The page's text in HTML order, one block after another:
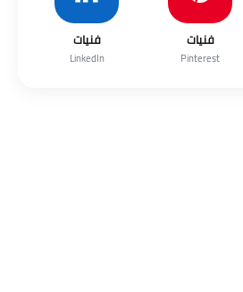
فنيات
Pinterest
فنيات
LinkedIn